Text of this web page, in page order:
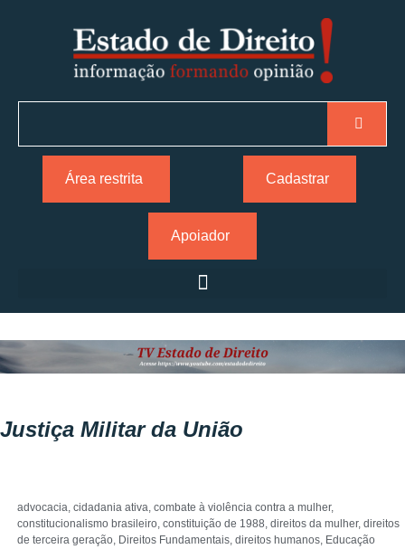
Área restrita Cadastrar
Apoiador
Justiça Militar da União
advocacia, cidadania ativa, combate à violência contra a mulher,
constitucionalismo brasileiro, constituição de 1988, direitos da mulher, direitos
de terceira geração, Direitos Fundamentais, direitos humanos, Educação